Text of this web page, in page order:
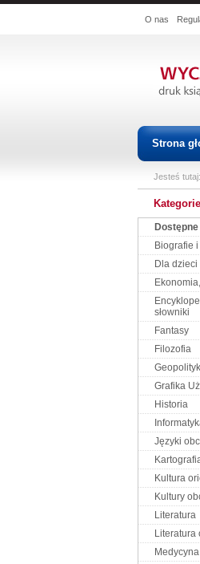
O nas
Strona
Jesteś tutaj:
Kategorie
Biografie
Dla dzieci
słowniki
Fantasy
Filozofia
Grafika
Historia
Języki
Kultura
Kultury
Literatura
Literatura
Medycyna